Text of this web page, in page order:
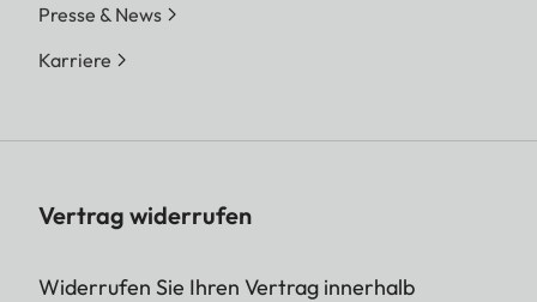
Presse & News
Karriere
Vertrag widerrufen
Widerrufen Sie Ihren Vertrag innerhalb